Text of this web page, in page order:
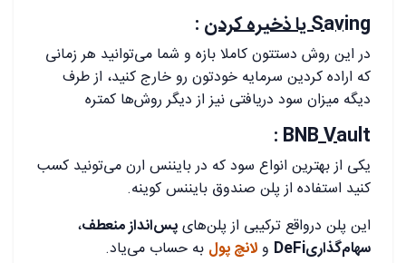
Savingیا ذخیره کردن :
در این روش دستتون کاملا بازه و شما می‌توانید هر زمانی
که اراده کردین سرمایه‌ خودتون رو خارج کنید، از طرف
دیگه میزان سود دریافتی نیز از دیگر روش‌ها کمتره
BNB Vault
:
یکی از بهترین انواع سود که در بایننس ارن می‌تونید کسب
کنید استفاده از پلن صندوق بایننس کوینه.
این پلن درواقع ترکیبی از پلن‌هایپس‌انداز منعطف،
سهام‌گذاریDeFi
ولانچ ‌پول به حساب می‌یاد.